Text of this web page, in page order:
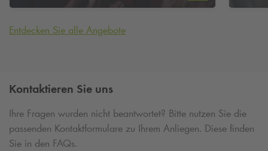
Entdecken Sie alle Angebote
Kontaktieren Sie uns
Ihre Fragen wurden nicht beantwortet? Bitte nutzen Sie die
passenden Kontaktformulare zu Ihrem Anliegen. Diese finden
Sie in den FAQs.